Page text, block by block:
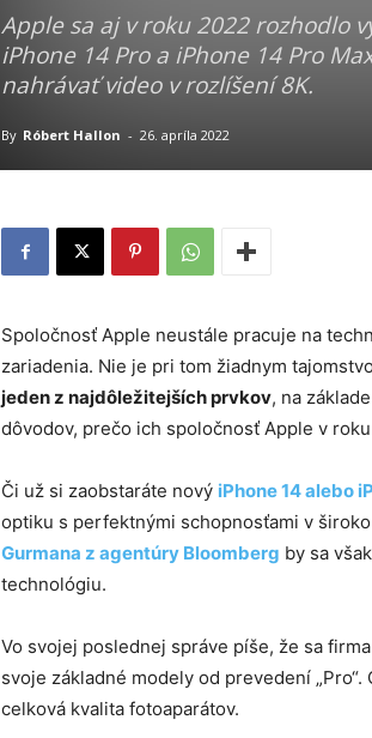
Apple sa aj v roku 2022 rozhodlo
iPhone 14 Pro a iPhone 14 Pro
nahrávať video v rozlíšení 8K.
By Róbert Hallon - 26. apríla 2022
Spoločnosť Apple neustále pracuje na
zariadenia. Nie je pri tom žiadnym
jeden z najdôležitejších prvkov, na
dôvodov, prečo ich spoločnosť Apple v
Či už si zaobstaráte nový iPhone 14 alebo
optiku s perfektnými schopnosťami v
Gurmana z agentúry Bloomberg by sa
technológiu.
Vo svojej poslednej správe píše, že sa
svoje základné modely od prevedení
celková kvalita fotoaparátov.